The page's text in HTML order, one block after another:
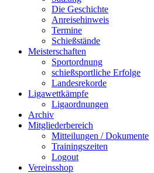
Die Geschichte
Anreisehinweis
Termine
Schießstände
Meisterschaften
Sportordnung
schießsportliche Erfolge
Landesrekorde
Ligawettkämpfe
Ligaordnungen
Archiv
Mitgliederbereich
Mitteilungen / Dokumente
Trainingszeiten
Logout
Vereinsshop